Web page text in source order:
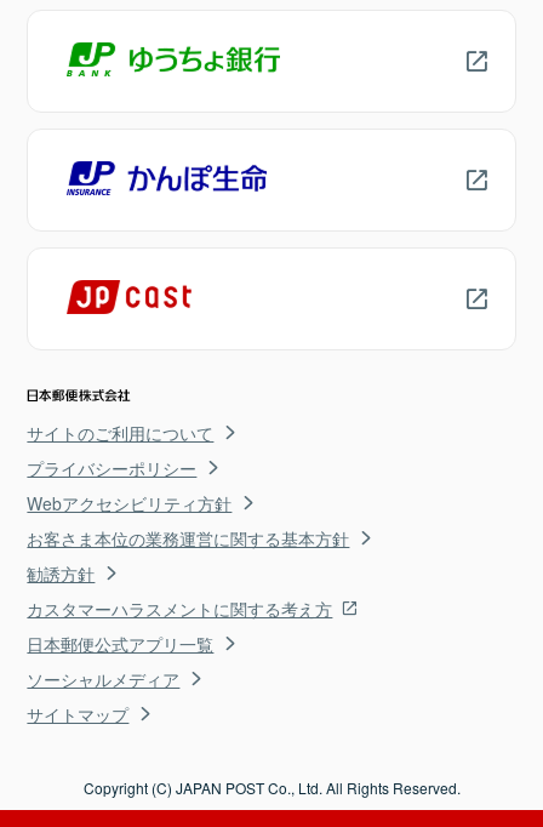
サイトのご利用について
プライバシーポリシー
Webアクセシビリティ方針
お客さま本位の業務運営に関する基本方針
勧誘方針
カスタマーハラスメントに関する考え方
日本郵便公式アプリ一覧
ソーシャルメディア
サイトマップ
Copyright (C) JAPAN POST Co., Ltd. All Rights Reserved.